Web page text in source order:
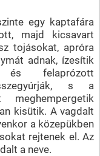
egy kaptafára
majd kicsavart
tojásokat, apróra
adnak, ízesítik
és felaprózott
s a
kisütik. A vagdalt
a közepükben
rejtenek el. Az
a neve.